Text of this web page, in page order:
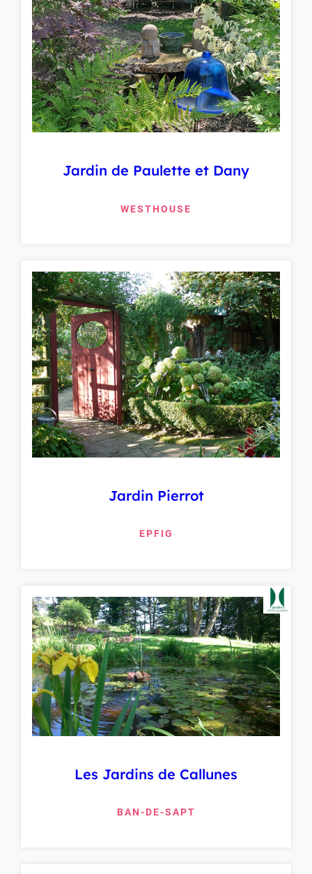
Jardin de Paulette et Dany
WESTHOUSE
Jardin Pierrot
EPFIG
Les Jardins de Callunes
BAN-DE-SAPT